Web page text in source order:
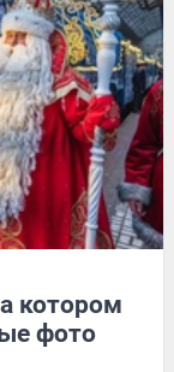
котором
фото